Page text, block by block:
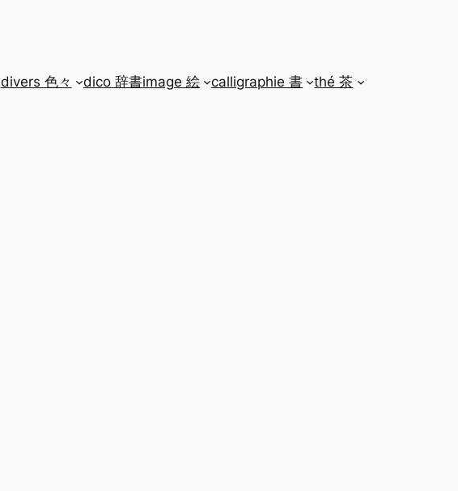
divers 色々 dico 辞書image 絵 calligraphie 書 thé 茶